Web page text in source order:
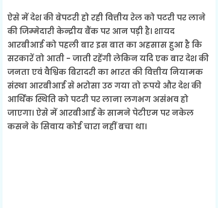
ऐसे में देश की बेपटरी हो रही वित्तीय रेल को पटरी पर लाने
की जिम्मेदारी केन्द्रीय बैंक पर आन पड़ी है। शायद
आरबीआई को पहली बार इस बात का अहसास हुआ है कि
सरकारें तो आती - जाती रहेंगी लेकिन यदि एक बार देश की
जनता एवं वैश्विक बिरादरी का भारत की वित्तीय नियामक
संस्था आरबीआई से भरोसा उठ गया तो रूपये और देश की
आर्थिक स्थिति को पटरी पर लाना लगभग असंभव हो
जाएगा। ऐसे में आरबीआई के सामने पेटीएम पर नकेल
कसने के सिवाय कोई चारा नहीं बचा था।